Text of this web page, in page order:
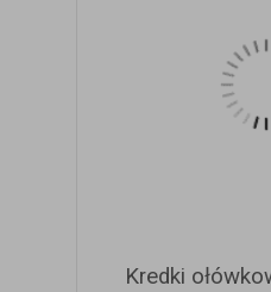
Kredki